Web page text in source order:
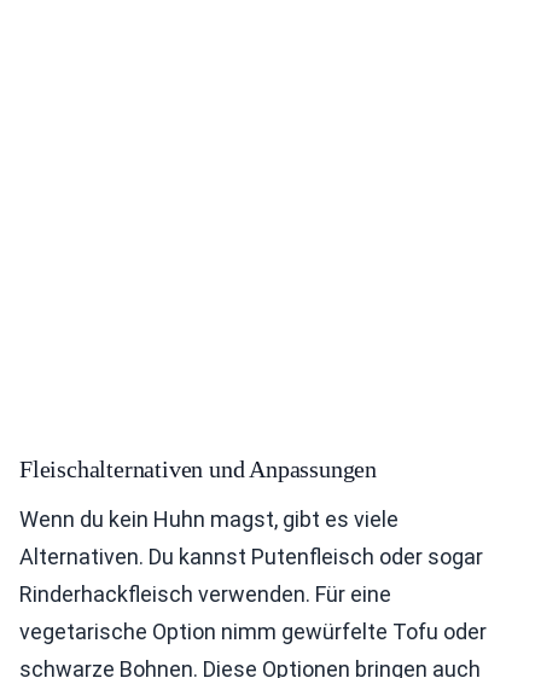
Fleischalternativen und Anpassungen
Wenn du kein Huhn magst, gibt es viele
Alternativen. Du kannst Putenfleisch oder sogar
Rinderhackfleisch verwenden. Für eine
vegetarische Option nimm gewürfelte Tofu oder
schwarze Bohnen. Diese Optionen bringen auch